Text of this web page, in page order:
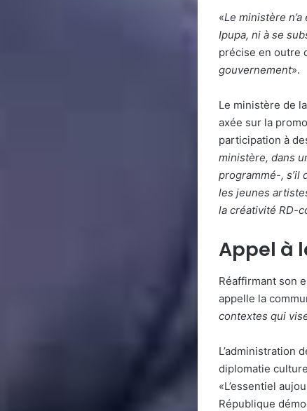
«Le ministère
Ipupa, ni à se
précise en outre
gouvernement».
Le ministère de
axée sur la
participation à
ministère, dans
programmé-, s’il
les jeunes
la créativité RD-
Appel à
Réaffirmant son
appelle la
contextes qui
L’administration
diplomatie
«L’essentiel
République